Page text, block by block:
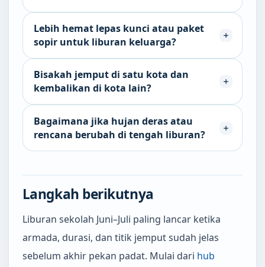
Lebih hemat lepas kunci atau paket
sopir untuk liburan keluarga?
Bisakah jemput di satu kota dan
kembalikan di kota lain?
Bagaimana jika hujan deras atau
rencana berubah di tengah liburan?
Langkah berikutnya
Liburan sekolah Juni–Juli paling lancar ketika
armada, durasi, dan titik jemput sudah jelas
sebelum akhir pekan padat. Mulai dari hub